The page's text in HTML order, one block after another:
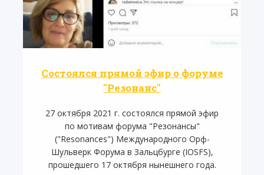
Состоялся прямой эфир о форуме
"Резонанс"
27 октября 2021 г. состоялся прямой эфир
по мотивам форума "Резонансы"
("Resonances") Международного Орф-
Шульверк Форума в Зальцбурге (IOSFS),
прошедшего 17 октября нынешнего года.